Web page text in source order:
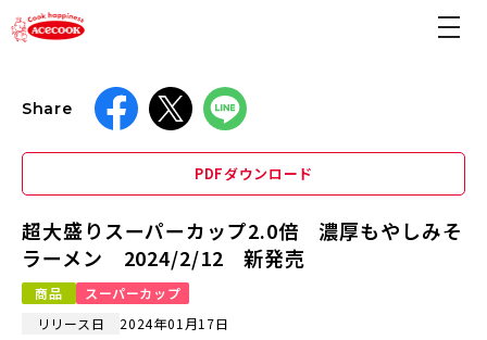
Share
PDFダウンロード
超大盛りスーパーカップ2.0倍 濃厚もやしみそ
ラーメン 2024/2/12 新発売
商品
スーパーカップ
リリース日
2024年01月17日